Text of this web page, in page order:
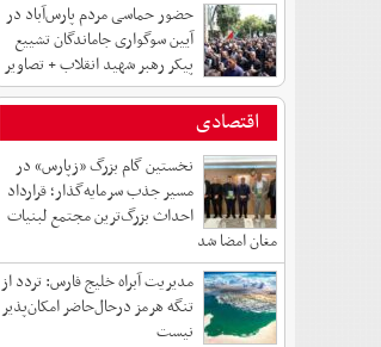
حضور حماسی مردم پارس‌آباد در
آیین سوگواری جاماندگان تشییع
پیکر رهبر شهید انقلاب + تصاویر
اقتصادی
نخستین گام بزرگ «زپارس» در
مسیر جذب سرمایه‌گذار؛ قرارداد
احداث بزرگ‌ترین مجتمع لبنیات
مغان امضا شد
مدیریت آبراه خلیج فارس: تردد از
تنگه هرمز درحال‌حاضر امکان‌پذیر
نیست